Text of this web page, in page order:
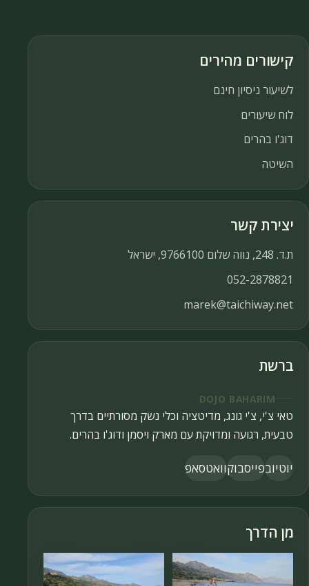
קישורים מהירים
לשיעור ניסיון חינם
לוח שיעורים
דוג'ו בהרים
השיטה
יצירת קשר
ת.ד. 248, נווה שלום 9766100, ישראל
052-2878821
marek@taichiway.net
ברשת
DOJO BAHARIM
טאי צ'י, צ'י גונג, מדיטציה וכלי נשק מסורתיים בדרך
טבעית, רגועה ומדויקת עם מארק ויסמן ודוג'ו בהרים.
יוטיובפייסבוקוואטסאפ
מן הדרך